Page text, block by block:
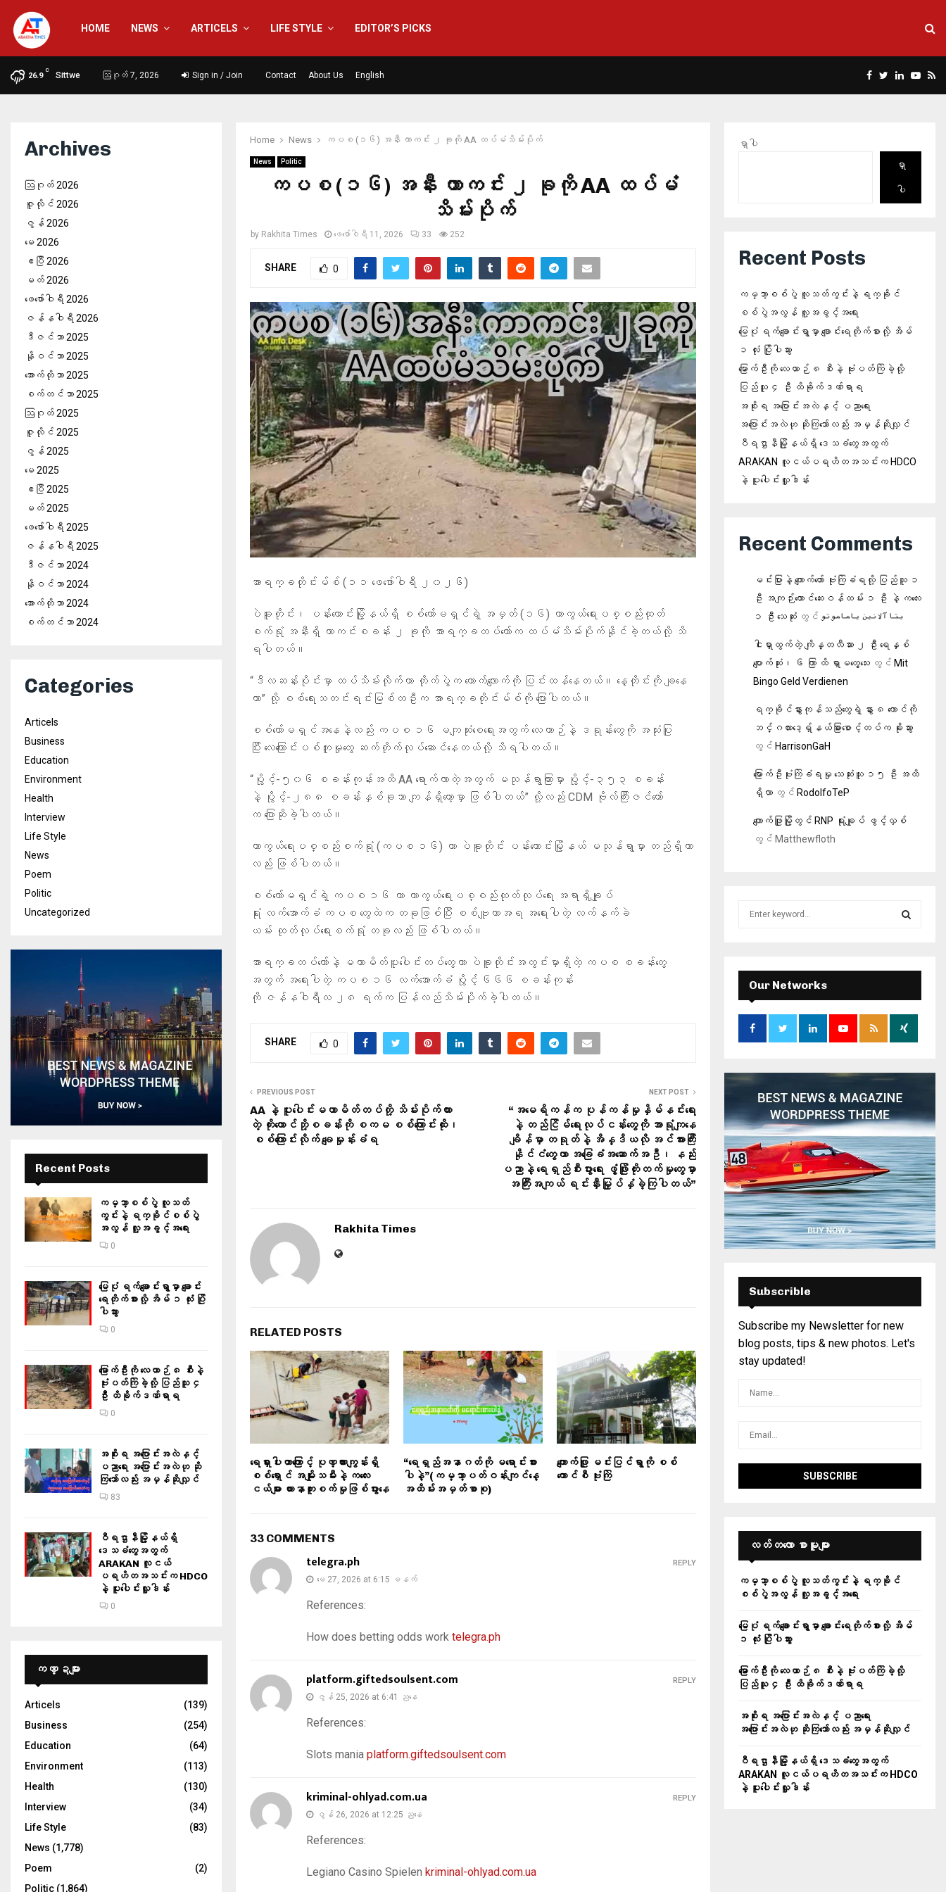
HOME NEWS ARTICELS LIFE STYLE EDITOR’S PICKS
26.9
C
Sittwe ဩဂုတ် 7, 2026 Sign in / Join Contact About Us English Facebook
Twitter
Linkedin
Home News ကပစ (၁၆) အနီး ကာကင်း ၂ ခုကို AA ထပ်မံသိမ်းပိုက်
News Politic
ကပစ (၁၆) အနီး ကာကင်း ၂ ခုကို AA ထပ်မံ
သိမ်းပိုက်
by Rakhita Times ဖေ‌ဖော်ဝါရီ 11, 2026 33 252
SHARE 0
အာရက္ခတိုင်းမ်စ် (၁၁ ​ဖေ​ဖော်ဝါရီ ၂၀၂၆)
ပဲခူးတိုင်း၊ ပန်းတောင်းမြို့နယ်ရှိ စစ်ကော်မရှင်ရဲ့ အမှတ် (၁၆) ကာကွယ်​ရေးပစ္စည်းထုတ်
စက်ရုံ အနီးရှိ ကာကင်းစခန်း ၂ ခုကို အာရက္ခတပ်တော်က ​ထပ်မံသိမ်းပိုက်နိုင်ခဲ့တယ်လို့ သိ
ရပါတယ်။
“ဒီလဆန်းပိုင်းမှာ ထပ်သိမ်းလိုက်တာ တိုက်ပွဲက တောက်လျောက်ကို ပြင်းထန်နေတယ်။ နေ့တိုင်းကို ချနေ
တာ” လို့ စစ်ရေးသတင်းရင်းမြစ်တဦးက အာရက္ခတိုင်းမ်စ်ကို ပြောပါတယ်။
စစ်ကော်မရှင်အနေနဲ့လည်း ကပစ ၁၆ မကျဆုံးစေရေးအတွက် လေယာဉ်နဲ့ ဒရုန်းတွေကို အသုံးပြု
ပြီး လေကြောင်းပစ်ကူမှုတွေ ဆက်တိုက်လုပ်ဆောင်နေတယ်လို့ သိရပါတယ်။
“ပွိုင့်-၅၀၆ စခန်းကုန်းအထိ AA ရောက်လာတဲ့အတွက် မသုန်ရွာကြားမှာ ပွိုင့်-၃၅၃ စခန်း
နဲ့ ပွိုင့်-၂၈၈ စခန်းနှစ်ခုသာ ကျန်ရှိတော့မှာ ဖြစ်ပါတယ်” လို့လည်း CDM ဗိုလ်ကြီးဇင်ယော်
က ပြောဆိုခဲ့ပါတယ်။
ကာကွယ်ရေးပစ္စည်းစက်ရုံ (ကပစ ၁၆) ဟာ ပဲခူးတိုင်း ပန်းတောင်းမြို့နယ် မသုန်ရွာမှာ တည်ရှိတာ
လည်း ဖြစ်ပါတယ်။
စစ်ကော်မရှင်ရဲ့ ကပစ ၁၆ ဟာ ကာကွယ်ရေးပစ္စည်းထုတ်လုပ်ရေး အရာရှိချုပ်
ရုံး လက်အောက်ခံ ကပစ တွေထဲက တခုဖြစ်ပြီး စစ်ဗျူဟာအရ အရေးပါတဲ့ လက်နက်ခဲ
ယမ်း ထုတ်လုပ်ရေးစက်ရုံ တခုလည်း ဖြစ်ပါတယ်။
အာရက္ခတပ်တော်နဲ့ မဟာမိတ်ပူးပေါင်းတပ်တွေဟာ ပဲခူးတိုင်းအတွင်းမှာရှိတဲ့ ကပစ စခန်းတွေ
အတွက် အရေးပါတဲ့ ကပစ ၁၆ လက်အောက်ခံ ပွိုင့် ၆၆၆ စခန်းကုန်း
ကို ဇန်နဝါရီလ ၂၈ ရက်က ပြန်လည်သိမ်းပိုက်ခဲ့ပါတယ်။
SHARE 0
PREVIOUS POST
AA နဲ့ ပူးပေါင်းမဟာမိတ်တပ်တို့ သိမ်းပိုက်ထား
တဲ့ ကိုးတောင်ဘို့စခန်းကို စကမ စစ်ကြောင်းထိုး၊
စစ်ကြောင်းလိုက် ချေမှုန်းခံရ
NEXT POST
“အမေရိကန်က ပုန်ကန်မှုနှိမ်နင်းရေး
နဲ့ တည်ငြိမ်ရေးလုပ်ငန်းတွေကို အာရုံကျနေ
ချိန်မှာ တရုတ်နဲ့ အိန္ဒိယလို အင်အားကြီး
နိုင်ငံတွေဟာ အခြေခံအဆောက်အဦ၊ နည်း
ပညာနဲ့ ရေရှည်စီးပွားရေး ဖွံ့ဖြိုးတိုးတက်မှုတွေမှာ
အကြီးအကျယ် ရင်းနှီးမြှုပ်နှံခဲ့ကြပါတယ်”
Rakhita Times
RELATED POSTS
ရေရှားပါးတာကြောင့် ပုဏ္ဏားကျွန်းရှိ
စစ်ရှောင် အမျိုးသမီးနဲ့ ကလေး
ငယ်များ ယားနာကူးစက်မှုဖြစ်ပွားနေ
“ရေရှည်အနာဂတ်ကို မရောင်းစား
ပါနဲ့”(ကမ္ဘာ့ပတ်ဝန်းကျင်နေ့
အထိမ်းအမှတ်စာစု)
ကျောက်ဖြူ မင်းပြင်ရွာကို စစ်
ကောင်စီ ဗုံးကြဲ
33 COMMENTS
telegra.ph
မေ 27, 2026 at 6:15 မနက်
References:
How does betting odds work telegra.ph
REPLY
platform.giftedsoulsent.com
ဇွန် 25, 2026 at 6:41 ညနေ
References:
Slots mania platform.giftedsoulsent.com
REPLY
kriminal-ohlyad.com.ua
ဇွန် 26, 2026 at 12:25 ညနေ
References:
Legiano Casino Spielen kriminal-ohlyad.com.ua
REPLY
Archives
ဩဂုတ် 2026
ဇူလိုင် 2026
ဇွန် 2026
မေ 2026
ဧပြီ 2026
မတ် 2026
ဖေ‌ဖော်ဝါရီ 2026
ဇန်နဝါရီ 2026
ဒီဇင်ဘာ 2025
နိုဝင်ဘာ 2025
အောက်တိုဘာ 2025
စက်တင်ဘာ 2025
ဩဂုတ် 2025
ဇူလိုင် 2025
ဇွန် 2025
မေ 2025
ဧပြီ 2025
မတ် 2025
ဖေ‌ဖော်ဝါရီ 2025
ဇန်နဝါရီ 2025
ဒီဇင်ဘာ 2024
နိုဝင်ဘာ 2024
အောက်တိုဘာ 2024
စက်တင်ဘာ 2024
Categories
Articels
Business
Education
Environment
Health
Interview
Life Style
News
Poem
Politic
Uncategorized
Recent Posts
ကမ္ဘာ့စစ်ပွဲ လူသတ်
ကွင်းနဲ့ ရက္ခိုင်စစ်ပွဲ
အလွန် လူ့အခွင့်အရေး
0
မြေပုံ ရက်ချောင်းရွာမှာ ချောင်း
ရေတိုက်စားလို့ အိမ် ၁ လုံး ပြို
ပါသွား
0
မြောက်ဦးကို လေယာဉ် ၈ စီးနဲ့
ဗုံးပတ်ကြဲခဲ့လို့ ပြည်သူ ၄
ဦး ထိခိုက်ဒဏ်ရာရ
0
အစိုးရ အပြောင်းအလဲနှင့်
ပညာရေး အပြောင်းအလဲဟု ဆို
ကြသော်လည်း အမှန်ဆိုလျှင်
83
ဝီရဌာနီမြို့နယ်ရှိ‌
ဒေသခံတွေအတွက်
ARAKAN လူငယ်
ပရဟိတအသင်းက HDCO
နဲ့ ပူးပေါင်းလှူဒါန်း
0
ကဏ္ဍများ
Articels
(139)
Business
(254)
Education
(64)
Environment
(113)
Health
(130)
Interview
(34)
Life Style
(83)
News (1,778)
Poem
(2)
Politic (1,864)
ရှာပါ
ရှာ
ပါ
Recent Posts
ကမ္ဘာ့စစ်ပွဲ လူသတ်ကွင်းနဲ့ ရက္ခိုင်
စစ်ပွဲအလွန် လူ့အခွင့်အရေး
မြေပုံ ရက်ချောင်းရွာမှာ ချောင်းရေတိုက်စားလို့ အိမ်
၁ လုံး ပြိုပါသွား
မြောက်ဦးကို လေယာဉ် ၈ စီးနဲ့ ဗုံးပတ်ကြဲခဲ့လို့
ပြည်သူ ၄ ဦး ထိခိုက်ဒဏ်ရာရ
အစိုးရ အပြောင်းအလဲနှင့် ပညာရေး
အပြောင်းအလဲဟု ဆိုကြသော်လည်း အမှန်ဆိုလျှင်
ဝီရဌာနီမြို့နယ်ရှိ‌ ဒေသခံတွေအတွက်
ARAKAN လူငယ်ပရဟိတအသင်းက HDCO
နဲ့ ပူးပေါင်းလှူဒါန်း
Recent Comments
မင်းပြားနဲ့ ကျောက်တော် ဗုံးကြဲခံရလို့ ပြည်သူ ၁
ဦး အကျဉ်းထောင်ဆေးဝန်ထမ်း ၁ ဦး နဲ့ ကလေး
၁ ဦး သေဆုံး တွင် بتا آلانین یاماموتو
ငါးရှာထွက်တဲ့ ကျိန္တလီသား ၂ ဦး ရေနှစ်
ပျောက်ဆုံး၊ ၆ ကြာ ထိ ရှာမတွေ့သေး တွင် Mit
Bingo Geld Verdienen
ရက္ခိုင်နွားကုန်သည်တွေရဲ့ နွား ၈ ကောင်ကို
ဘင်္ဂလားဒေ့ရှ်နယ်ခြားစောင့်တပ်က ခိုးသွား
တွင် HarrisonGaH
မြောက်ဦးဗုံးကြဲခံရမှု သေဆုံးသူ ၁၅ ဦး အထိ
ရှိလာ တွင် RodolfoTeP
ကျောက်ဖြူမြို့တွင် RNP ရုံးချုပ် ဖွင့်လှစ်
တွင် Matthewfloth
:
E
A
R
Our Networks
Subscrible
Subscribe my Newsletter for new
blog posts, tips & new photos. Let's
stay updated!
လတ်တ‌လော စာမူများ
ကမ္ဘာ့စစ်ပွဲ လူသတ်ကွင်းနဲ့ ရက္ခိုင်
စစ်ပွဲအလွန် လူ့အခွင့်အရေး
မြေပုံ ရက်ချောင်းရွာမှာ ချောင်းရေတိုက်စားလို့ အိမ်
၁ လုံး ပြိုပါသွား
မြောက်ဦးကို လေယာဉ် ၈ စီးနဲ့ ဗုံးပတ်ကြဲခဲ့လို့
ပြည်သူ ၄ ဦး ထိခိုက်ဒဏ်ရာရ
အစိုးရ အပြောင်းအလဲနှင့် ပညာရေး
အပြောင်းအလဲဟု ဆိုကြသော်လည်း အမှန်ဆိုလျှင်
ဝီရဌာနီမြို့နယ်ရှိ‌ ဒေသခံတွေအတွက်
ARAKAN လူငယ်ပရဟိတအသင်းက HDCO
နဲ့ ပူးပေါင်းလှူဒါန်း